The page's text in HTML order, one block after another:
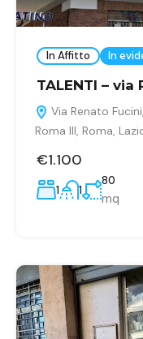
In Affitto In
TALENTI –
Via Renato
Roma III, Roma,
€1.100
1 1
80
mq